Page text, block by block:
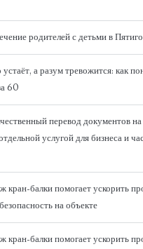
родителей с детьми в
устаёт, а разум тревожится: как
60
перевод документов на
услугой для бизнеса и
кран-балки помогает ускорить
на объекте
кран-балки помогает ускорить